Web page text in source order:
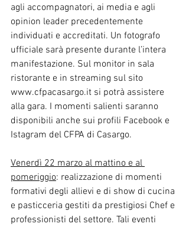
agli accompagnatori, ai media e agli
opinion leader precedentemente
individuati e accreditati. Un fotografo
ufficiale sarà presente durante l’intera
manifestazione. Sul monitor in sala
ristorante e in streaming sul sito
www.cfpacasargo.it si potrà assistere
alla gara. I momenti salienti saranno
disponibili anche sui profili Facebook e
Istagram del CFPA di Casargo.
Venerdì 22 marzo al mattino e al
pomeriggio: realizzazione di momenti
formativi degli allievi e di show di cucina
e pasticceria gestiti da prestigiosi Chef e
professionisti del settore. Tali eventi